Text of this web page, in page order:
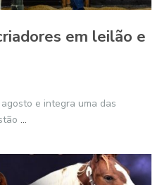
em leilão e
e integra uma das
...